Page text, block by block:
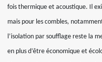
fois thermique et acoustique. Il
mais pour les combles,
l’isolation par soufflage reste la
en plus d’être économique et